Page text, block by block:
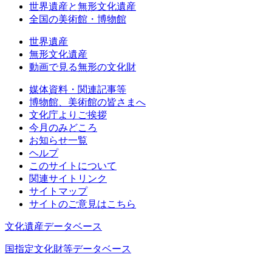
世界遺産と無形文化遺産
全国の美術館・博物館
世界遺産
無形文化遺産
動画で見る無形の文化財
媒体資料・関連記事等
博物館、美術館の皆さまへ
文化庁よりご挨拶
今月のみどころ
お知らせ一覧
ヘルプ
このサイトについて
関連サイトリンク
サイトマップ
サイトのご意見はこちら
文化遺産データベース
国指定文化財等データベース